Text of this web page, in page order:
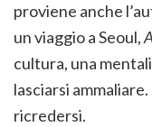
proviene anche
un viaggio a Seoul,
cultura, una
lasciarsi
ricredersi.